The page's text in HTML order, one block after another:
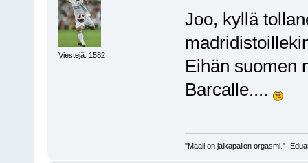
Viestejä: 1582
Joo, kyllä
Eihän suomen
Barcalle....
"Maali on jalkapallon orgasmi." -